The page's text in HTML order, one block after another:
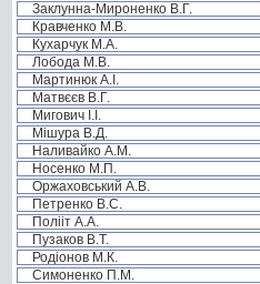
Заклунна-Мироненко В.Г.
Кравченко М.В.
Кухарчук М.А.
Лобода М.В.
Мартинюк А.І.
Матвєєв В.Г.
Мигович І.І.
Мішура В.Д.
Наливайко А.М.
Носенко М.П.
Оржаховський А.В.
Петренко В.С.
Полііт А.А.
Пузаков В.Т.
Родіонов М.К.
Симоненко П.М.